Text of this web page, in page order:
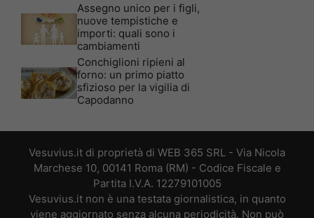
Assegno unico per i figli,
nuove tempistiche e
importi: quali sono i
cambiamenti
Conchiglioni ripieni al
forno: un primo piatto
sfizioso per la vigilia di
Capodanno
Vesuvius.it di proprietà di WEB 365 SRL - Via Nicola
Marchese 10, 00141 Roma (RM) - Codice Fiscale e
Partita I.V.A. 12279101005
Vesuvius.it non è una testata giornalistica, in quanto
viene aggiornato senza alcuna periodicità. Non può